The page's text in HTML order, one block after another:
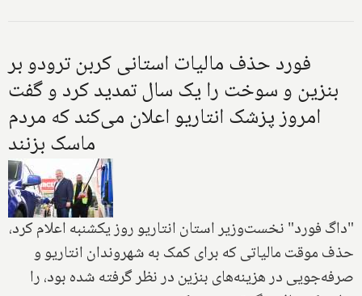
فورد حذف مالیات استانی کربن ترودو بر
بنزین و سوخت را یک سال تمدید کرد و گفت
امروز پزشک انتاریو اعلان می‌کند که مردم
ماسک بزنند
"داگ فورد" نخست‌وزیر استان انتاریو روز یکشنبه اعلام کرد،
حذف موقت مالیاتی که برای کمک به شهروندان انتاریو و
صرفه‌جویی در هزینه‌های بنزین در نظر گرفته شده بود، را